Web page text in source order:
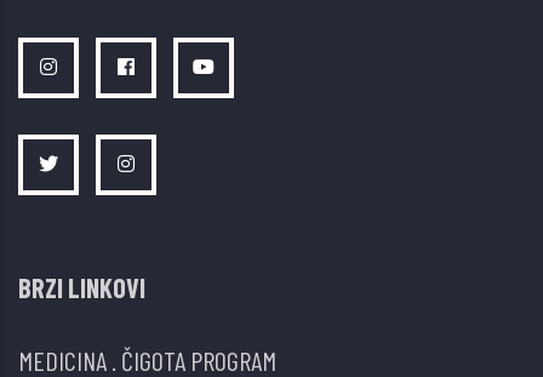
BRZI LINKOVI
MEDICINA ČIGOTA PROGRAM